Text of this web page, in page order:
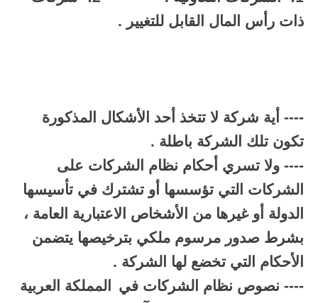
ذات رأس المال القابل للتغيير .
---- أية شركة لا تتخذ أحد الأشكال المذكورة
تكون تلك الشركة باطلة .
---- ولا تسري أحكام نظام الشركات على
الشركات التي تؤسسها أو تشترك في تأسيسها
الدولة أو غيرها من الأشخاص الاعتبارية العامة ،
بشرط صدور مرسوم ملكي بترخيصها يتضمن
الأحكام التي تخضع لها الشركة .
---- نصوص نظام الشركات في
المملكة العربية